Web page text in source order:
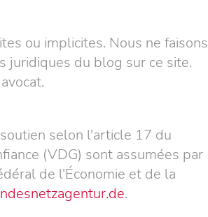
ou implicites. Nous ne faisons
juridiques du blog sur ce site.
selon l'article 17 du
(VDG) sont assumées par
de l'Économie et de la
.